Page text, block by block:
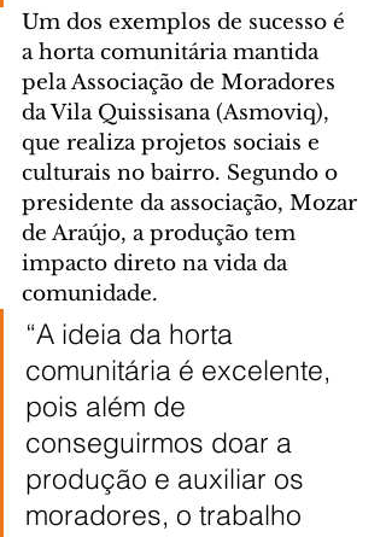
Um dos exemplos de sucesso é
a horta comunitária mantida
pela Associação de Moradores
da Vila Quissisana (Asmoviq),
que realiza projetos sociais e
culturais no bairro. Segundo o
presidente da associação, Mozar
de Araújo, a produção tem
impacto direto na vida da
comunidade.
“A ideia da horta
comunitária é excelente,
pois além de
conseguirmos doar a
produção e auxiliar os
moradores, o trabalho